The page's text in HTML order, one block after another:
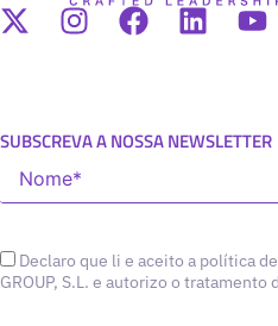
SUBSCREVA A NOSSA NEWSLETTER
Declaro que li e aceito a política de
GROUP, S.L. e autorizo o tratamento